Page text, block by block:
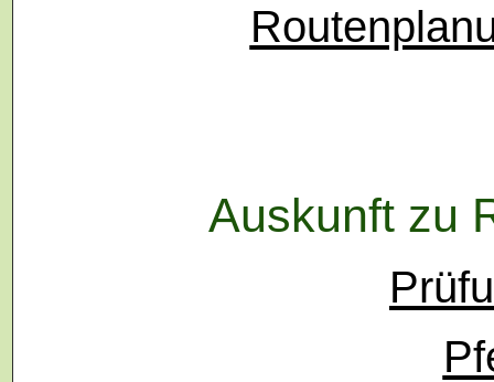
Auskunft zu